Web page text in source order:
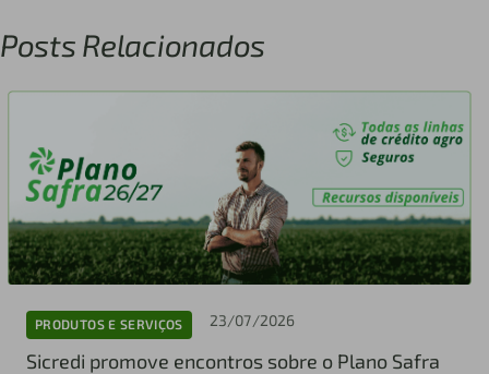
Posts Relacionados
PRODUTOS E SERVIÇOS 23/07/2026
Sicredi promove encontros sobre o Plano Safra